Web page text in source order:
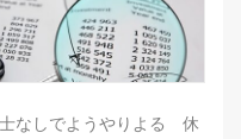
なしでようやりよる 休